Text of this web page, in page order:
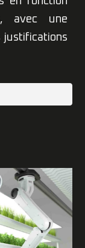
avec une
justifications